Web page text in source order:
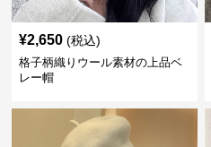
¥2,650 (税込)
格子柄織りウール素材の上品ベ
レー帽